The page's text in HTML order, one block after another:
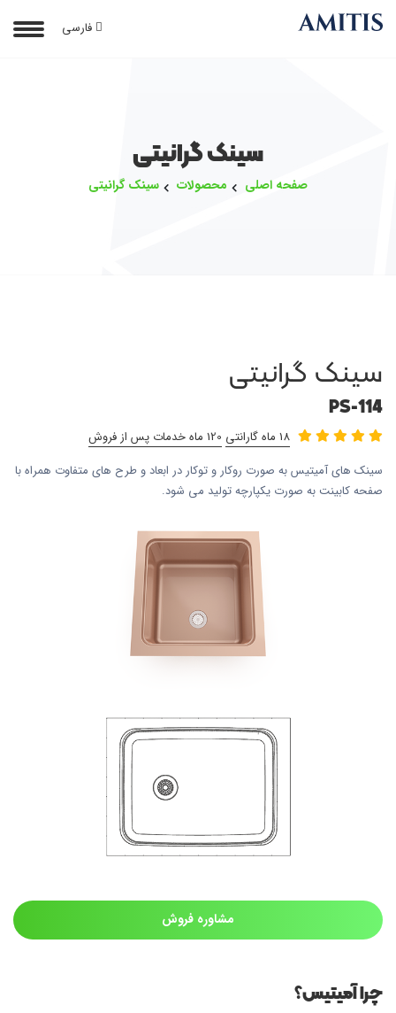
فارسی
سینک گرانیتی
صفحه اصلی محصولات سینک گرانیتی
سینک گرانیتی
PS-114
18 ماه گارانتی
120 ماه خدمات پس از فروش
سینک های آمیتیس به صورت روکار و توکار در ابعاد و طرح های متفاوت همراه با
صفحه کابینت به صورت یکپارچه تولید می شود.
مشاوره فروش
چرا آمیتیس؟